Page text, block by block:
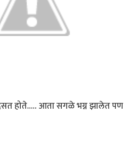
होते..... आता सगळे भग्न झालेत पण